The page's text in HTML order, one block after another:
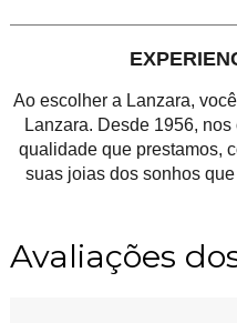
Ao escolher a Lanzara,
Lanzara. Desde 1956,
qualidade que prestamos,
suas joias dos sonhos
Avaliações